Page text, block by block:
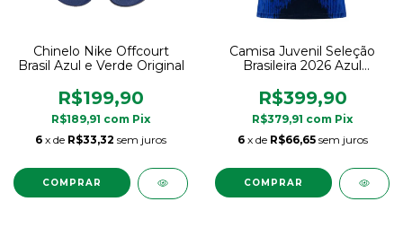
Chinelo Nike Offcourt
Brasil Azul e Verde Original
R$199,90
R$189,91 com Pix
6 x de R$33,32 sem juros
COMPRAR
Camisa Juvenil Seleção
Brasileira 2026 Azul
R$399,90
R$379,91 com Pix
6 x de R$66,65 sem juros
COMPRAR